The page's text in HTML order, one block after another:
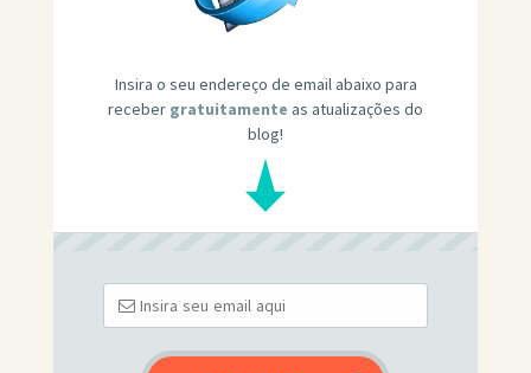
Insira o seu endereço de email abaixo para
receber gratuitamente as atualizações do
blog!